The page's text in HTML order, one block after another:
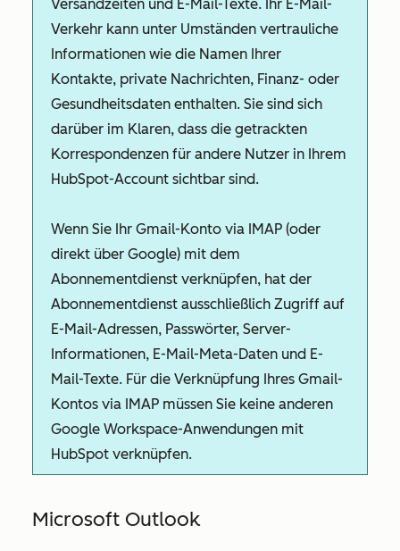
Versandzeiten und E-Mail-Texte. Ihr E-Mail-
Verkehr kann unter Umständen vertrauliche
Informationen wie die Namen Ihrer
Kontakte, private Nachrichten, Finanz- oder
Gesundheitsdaten enthalten. Sie sind sich
darüber im Klaren, dass die getrackten
Korrespondenzen für andere Nutzer in Ihrem
HubSpot-Account sichtbar sind.
Wenn Sie Ihr Gmail-Konto via IMAP (oder
direkt über Google) mit dem
Abonnementdienst verknüpfen, hat der
Abonnementdienst ausschließlich Zugriff auf
E-Mail-Adressen, Passwörter, Server-
Informationen, E-Mail-Meta-Daten und E-
Mail-Texte. Für die Verknüpfung Ihres Gmail-
Kontos via IMAP müssen Sie keine anderen
Google Workspace-Anwendungen mit
HubSpot verknüpfen.
Microsoft Outlook